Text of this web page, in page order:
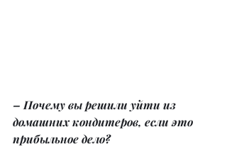
– Почему вы решили уйти из
домашних кондитеров, если это
прибыльное дело?